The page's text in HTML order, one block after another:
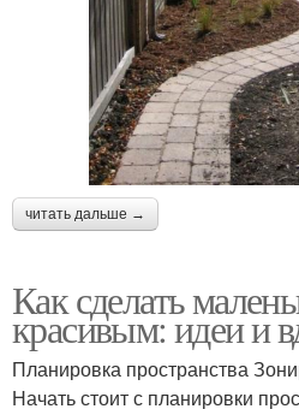
читать дальше →
Как сделать
красивым: идеи и
Планировка пространства
Начать стоит с планировки